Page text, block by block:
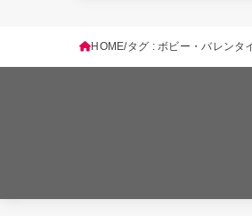
HOME タグ : ボビー・バレンタ